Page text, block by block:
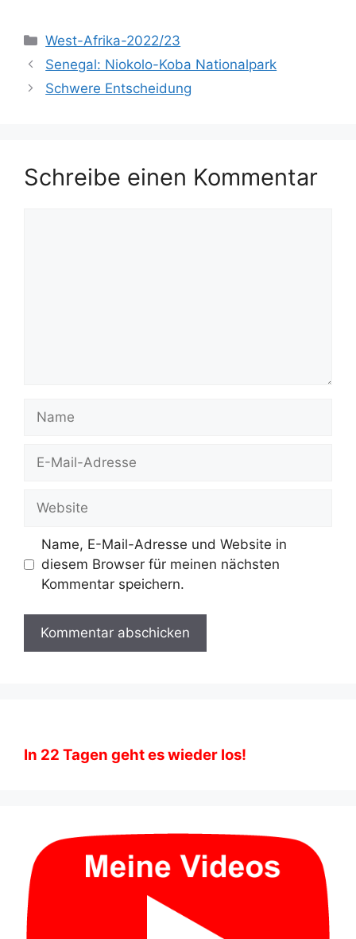
Kategorien
West-Afrika-2022/23
Senegal: Niokolo-Koba Nationalpark
Schwere Entscheidung
Schreibe einen Kommentar
Mail-
Name, E-Mail-Adresse und Website in
diesem Browser für meinen nächsten
Kommentar speichern.
In 22 Tagen geht es wieder los!